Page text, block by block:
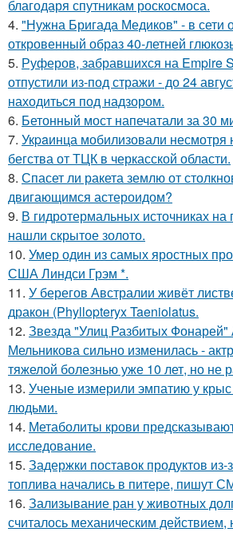
благодаря спутникам роскосмоса.
4. "Нужна Бригада Медиков" - в сети
откровенный образ 40-летней
5. Руферов, забравшихся на Empire
отпустили из-под стражи - до 24
находиться под надзором.
6. Бетонный мост напечатали за 30
7. Укpaинца мобилизовали несмотря
бегства от ТЦК в черкасской области.
8. Спасет ли ракета землю от
двигающимся астероидом?
9. В гидротермальных источниках на
нашли скрытое золото.
10. Умер один из самых яростных
США Линдси Грэм *.
11. У берегов Австралии живёт
дракон (Phyllopteryx Taeniolatus.
12. Звезда "Улиц Разбитых Фонарей"
Мельникова сильно изменилась -
тяжелой болезнью уже 10 лет, но не
13. Ученые измерили эмпатию у
людьми.
14. Метаболиты крови
исследование.
15. Задержки поставок продуктов
топлива начались в питере, пишут
16. Зализывание ран у животных
считалось механическим